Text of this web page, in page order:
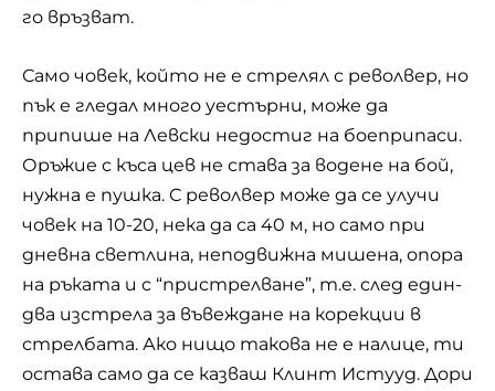
го връзват.
Само човек, който не е стрелял с револвер, но
пък е гледал много уестърни, може да
припише на Левски недостиг на боеприпаси.
Оръжие с къса цев не става за водене на бой,
нужна е пушка. С револвер може да се улучи
човек на 10-20, нека да са 40 м, но само при
дневна светлина, неподвижна мишена, опора
на ръката и с “пристрелване”, т.е. след един-
два изстрела за въвеждане на корекции в
стрелбата. Ако нищо такова не е налице, ти
остава само да се казваш Клинт Истууд. Дори